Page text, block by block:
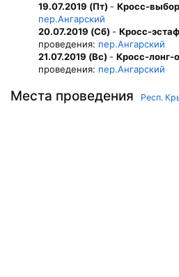
19.07.2019 (Пт) - Кросс-выбор
пер.Ангарский
20.07.2019 (Сб) - Кросс-
проведения: пер.Ангарский
21.07.2019 (Вс) - Кросс-лонг-
проведения: пер.Ангарский
Места проведения Респ.